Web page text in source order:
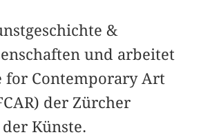
&
und arbeitet
for Contemporary Art
der Zürcher
Künste.